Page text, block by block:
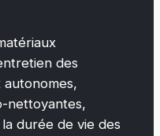
des
nettoyantes,
durée de vie des